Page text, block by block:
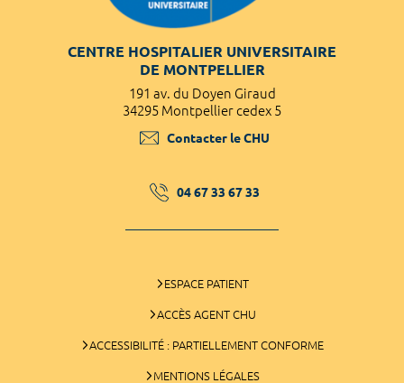
CENTRE HOSPITALIER UNIVERSITAIRE
DE MONTPELLIER
191 av. du Doyen Giraud
34295 Montpellier cedex 5
Contacter le CHU
04 67 33 67 33
ESPACE PATIENT
ACCÈS AGENT CHU
ACCESSIBILITÉ : PARTIELLEMENT CONFORME
MENTIONS LÉGALES